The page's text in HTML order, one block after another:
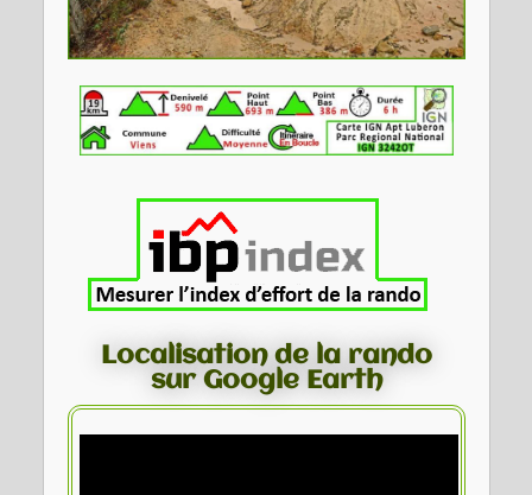
Localisation de la rando
sur Google Earth